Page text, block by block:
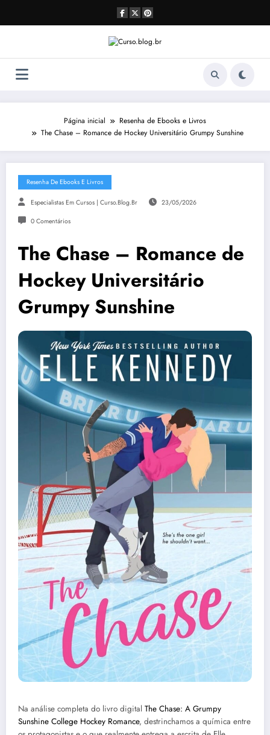
o
Página inicial
Resenha de Ebooks e Livros
The Chase – Romance de Hockey Universitário Grumpy Sunshine
Resenha De Ebooks E Livros
Especialistas Em Cursos | Curso.blog.br 23/05/2026
0 Comentários
The Chase – Romance de
Hockey Universitário
Grumpy Sunshine
Na análise completa do livro digital The Chase: A Grumpy
Sunshine College Hockey Romance, destrinchamos a química entre